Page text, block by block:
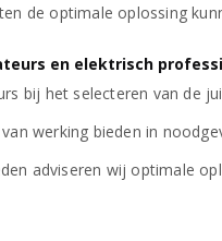
de optimale oplossing
en elektrisch
bij het selecteren van de
werking bieden in
adviseren wij optimale